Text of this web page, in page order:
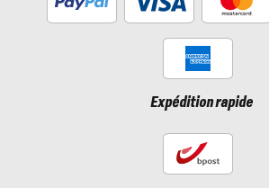
Expédition rapide